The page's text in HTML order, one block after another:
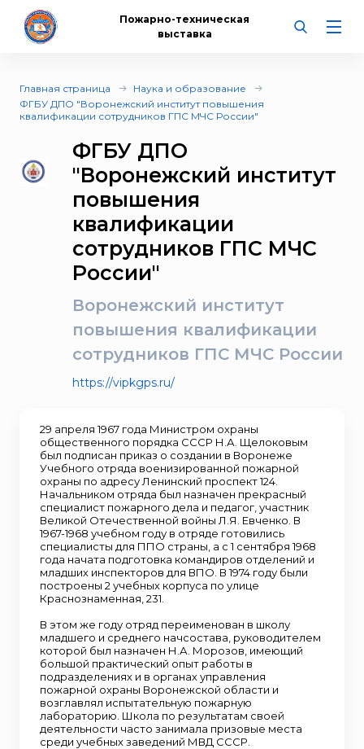
Пожарно-техническая
выставка
Главная страница
Наука и образование
ФГБУ ДПО "Воронежский институт повышения
квалификации сотрудников ГПС МЧС России"
ФГБУ ДПО
"Воронежский институт
повышения
квалификации
сотрудников ГПС МЧС
России"
Воронежский институт
повышения квалификации
сотрудников ГПС МЧС России
https://vipkgps.ru/
29 апреля 1967 года Министром охраны
общественного порядка СССР Н.А. Щелоковым
был подписан приказ о создании в Воронеже
Учебного отряда военизированной пожарной
охраны по адресу Ленинский проспект 124.
Начальником отряда был назначен прекрасный
специалист пожарного дела и педагог, участник
Великой Отечественной войны Л.Я. Евченко. В
1967-1968 учебном году в отряде готовились
специалисты для ППО страны, а с 1 сентября 1968
года начата подготовка командиров отделений и
младших инспекторов для ВПО. В 1974 году были
построены 2 учебных корпуса по улице
Краснознаменная, 231.
В этом же году отряд переименован в школу
младшего и среднего начсостава, руководителем
которой был назначен Н.А. Морозов, имеющий
большой практический опыт работы в
подразделениях и в органах управления
пожарной охраны Воронежской области и
возглавлял испытательную пожарную
лабораторию. Школа по результатам своей
деятельности часто занимала призовые места
среди учебных заведений МВД СССР.